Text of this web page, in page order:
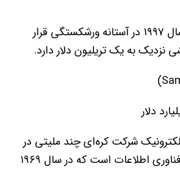
این کمپانی که در سال ۱۹۹۷ در آستانه ورشکستگی قرار
نزدیک به یک تریلیون دلار دارد.
شرکت کره‌ای چند ملیتی در
زمینه الکترونیک و فناوری اطلاعات است که در سال ۱۹۶۹